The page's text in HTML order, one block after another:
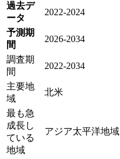
過去デ
ータ
2022-2024
予測期
間
2026-2034
調査期
間
2022-2034
主要地
域
北米
最も急
成長し
ている
地域
アジア太平洋地域